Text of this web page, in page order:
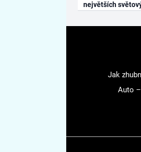
největších
Jak
Auto